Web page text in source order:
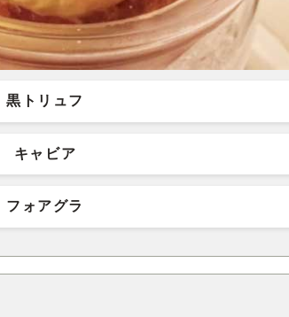
黒トリュフ
キャビア
フォアグラ